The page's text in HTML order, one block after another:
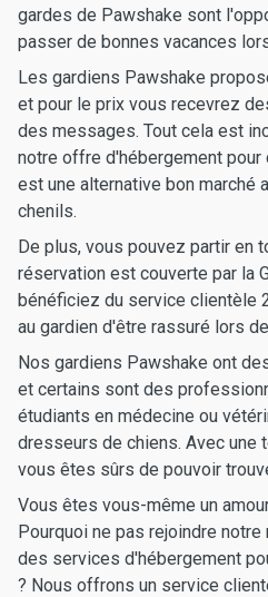
gardes de Pawshake sont
passer de bonnes vacances
Les gardiens Pawshake
et pour le prix vous recevrez
des messages. Tout cela est
notre offre d'hébergement pour
est une alternative bon marché
chenils.
De plus, vous pouvez partir en
réservation est couverte par la
bénéficiez du service clientèle
au gardien d'être rassuré lors
Nos gardiens Pawshake ont
et certains sont des
étudiants en médecine ou
dresseurs de chiens. Avec une
vous êtes sûrs de pouvoir
Vous êtes vous-même un
Pourquoi ne pas rejoindre
des services d'hébergement
? Nous offrons un service